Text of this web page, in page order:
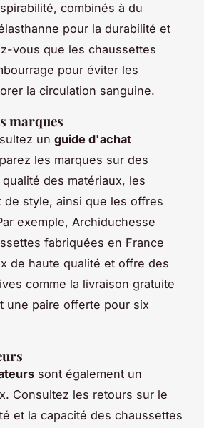
combinés à du
pour la durabilité et
vous que les chaussettes
pour éviter les
la circulation sanguine.
marques
un guide d'achat
les marques sur des
des matériaux, les
de style, ainsi que les offres
exemple, Archiduchesse
fabriquées en France
de haute qualité et offre des
comme la livraison gratuite
une paire offerte pour six
sont également un
Consultez les retours sur le
et la capacité des chaussettes